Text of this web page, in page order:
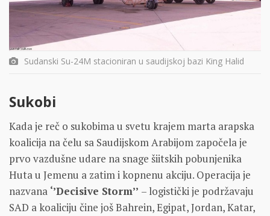
Sudanski Su-24M stacioniran u saudijskoj bazi King Halid
Sukobi
Kada je reč o sukobima u svetu krajem marta arapska
koalicija na čelu sa Saudijskom Arabijom započela je
prvo vazdušne udare na snage šiitskih pobunjenika
Huta u Jemenu a zatim i kopnenu akciju. Operacija je
nazvana ‘’Decisive Storm’’ – logistički je podržavaju
SAD a koaliciju čine još Bahrein, Egipat, Jordan, Katar,